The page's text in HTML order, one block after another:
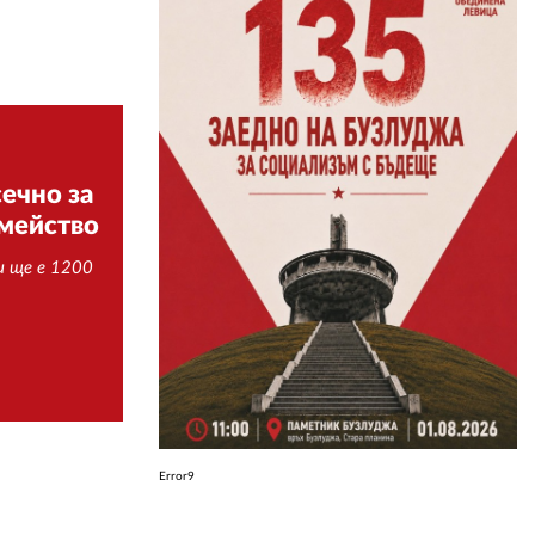
за
ще е 1200
Error9
АВТОРИ
РЕДАКЦИЯ
РЕКЛАМА
АБОНАМЕНТ
УСЛОВИЯ ЗА ПОЛЗВАНЕ
ПОЛИТИКА ЗА БИСКВИТКИТЕ
ПОЛИТИКАТА ЗА